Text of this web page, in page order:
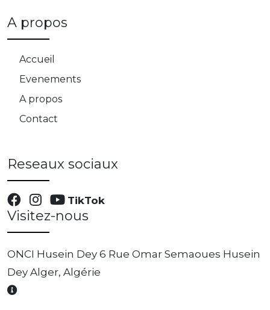
A propos
Accueil
Evenements
A propos
Contact
Reseaux sociaux
TikTok
Visitez-nous
ONCI Husein Dey 6 Rue Omar Semaoues Husein
Dey Alger, Algérie